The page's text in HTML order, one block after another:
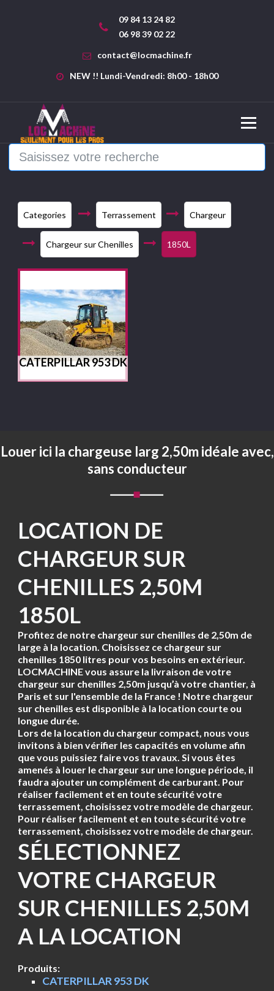
09 84 13 24 82
06 98 39 02 22
contact@locmachine.fr
NEW !! Lundi-Vendredi: 8h00 - 18h00
Categories Terrassement Chargeur
Chargeur sur Chenilles 1850L
CATERPILLAR 953 DK
Louer ici la chargeuse larg 2,50m idéale avec,
sans conducteur
LOCATION DE
CHARGEUR SUR
CHENILLES 2,50M
1850L
Profitez de notre chargeur sur chenilles de 2,50m de
large à la location. Choisissez ce chargeur sur
chenilles 1850 litres pour vos besoins en extérieur.
LOCMACHINE vous assure la livraison de votre
chargeur sur chenilles 2,50m jusqu’à votre chantier, à
Paris et sur l'ensemble de la France ! Notre chargeur
sur chenilles est disponible à la location courte ou
longue durée.
Lors de la location du chargeur compact, nous vous
invitons à bien vérifier les capacités en volume afin
que vous puissiez faire vos travaux. Si vous êtes
amenés à louer le chargeur sur une longue période, il
faudra ajouter un complément de carburant. Pour
réaliser facilement et en toute sécurité votre
terrassement, choisissez votre modèle de chargeur.
Pour réaliser facilement et en toute sécurité votre
terrassement, choisissez votre modèle de chargeur.
SÉLECTIONNEZ
VOTRE CHARGEUR
SUR CHENILLES 2,50M
A LA LOCATION
Produits:
CATERPILLAR 953 DK